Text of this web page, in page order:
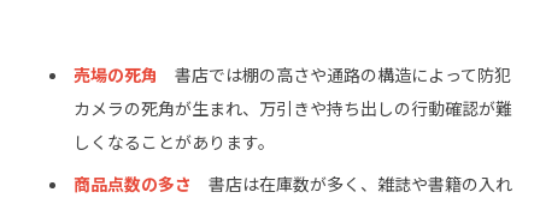
売場の死角 書店では棚の高さや通路の構造によって防犯
カメラの死角が生まれ、万引きや持ち出しの行動確認が難
しくなることがあります。
商品点数の多さ 書店は在庫数が多く、雑誌や書籍の入れ